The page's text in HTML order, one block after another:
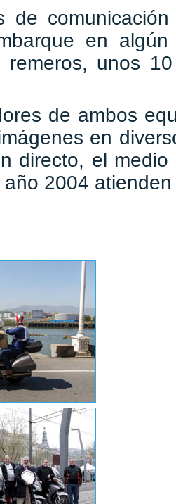
de
en
remeros, unos
de ambos
en
directo, el
2004